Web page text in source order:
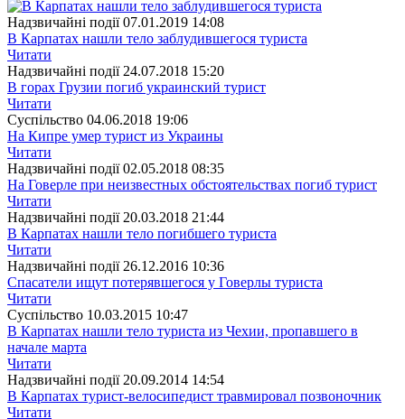
Надзвичайні події 07.01.2019 14:08
В Карпатах нашли тело заблудившегося туриста
Читати
Надзвичайні події 24.07.2018 15:20
В горах Грузии погиб украинский турист
Читати
Суспiльство 04.06.2018 19:06
На Кипре умер турист из Украины
Читати
Надзвичайні події 02.05.2018 08:35
На Говерле при неизвестных обстоятельствах погиб турист
Читати
Надзвичайні події 20.03.2018 21:44
В Карпатах нашли тело погибшего туриста
Читати
Надзвичайні події 26.12.2016 10:36
Спасатели ищут потерявшегося у Говерлы туриста
Читати
Суспiльство 10.03.2015 10:47
В Карпатах нашли тело туриста из Чехии, пропавшего в
начале марта
Читати
Надзвичайні події 20.09.2014 14:54
В Карпатах турист-велосипедист травмировал позвоночник
Читати